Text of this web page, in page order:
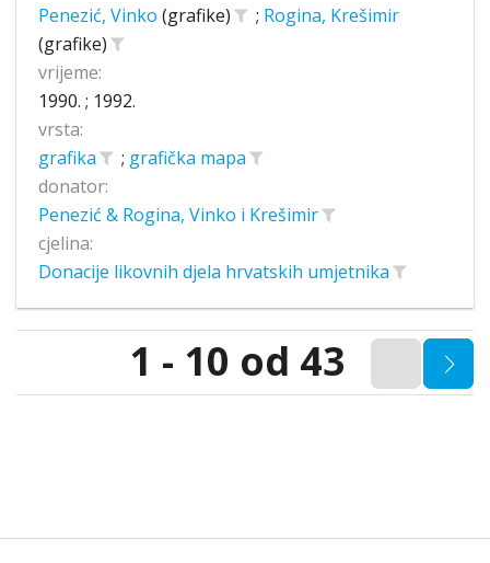
Penezić, Vinko (grafike) ; Rogina, Krešimir
(grafike)
vrijeme:
1990. ; 1992.
vrsta:
grafika
; grafička mapa
donator:
Penezić & Rogina, Vinko i Krešimir
cjelina:
Donacije likovnih djela hrvatskih umjetnika
1 - 10 od 43